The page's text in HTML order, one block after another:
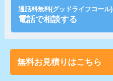
通話料無料(グッドライフコール)
電話で相談する
無料お見積りはこちら